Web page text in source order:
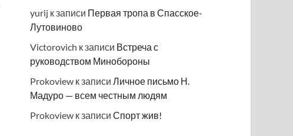
yurij к записи Первая тропа в Спасское-
Лутовиново
Victorovich к записи Встреча с
руководством Минобороны
Prokoview к записи Личное письмо Н.
Мадуро — всем честным людям
Prokoview к записиСпорт жив!